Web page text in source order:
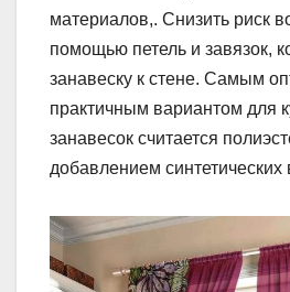
материалов,. Снизить риск
помощью петель и завязок,
занавеску к стене. Самым
практичным вариантом для
занавесок считается
добавлением синтетических